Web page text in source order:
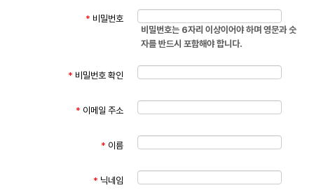
* 비밀번호
비밀번호는 6자리 이상이어야 하며 영문과 숫
자를 반드시 포함해야 합니다.
* 비밀번호 확인
* 이메일 주소
* 이름
* 닉네임